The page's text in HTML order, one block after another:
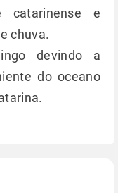
e
chuva.
devindo a
do oceano